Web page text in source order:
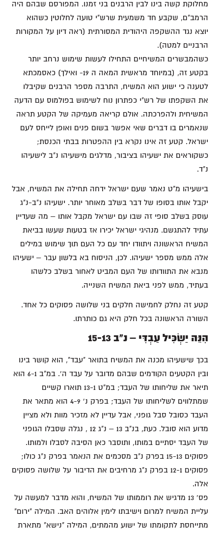
מחלוקת קשה בינו לבין הרבנים בני זמנו. המפורסם שבהם היה
הרמב"ם, שקבע חד משמעית שרש"י טועה לחלוטין כשהוא
יוצא נגד ההשקפה היהודית המסורתית (ראה דיון על המקורות
הרבניים למטה).
כשהמבשרים המשיחיים התחילו לעשות שימוש נרחב יותר
בקטע זה, (במיוחד מראשית המאה ה 19- ואילך) כאסמכתא
לטענה כי ישוע הוא המשיח, התרבה מספר הרבנים שקיבלו
את השקפתו של רש"י כפתרון נוח לשימוש בפולמוס עם הדעה
המשיחית ולהפרכתה. אולם קריאה מעמיקה של הקטע תראה
שנאמרים בו דברים שאי אפשר בשום פנים ואופן לייחס לעם
ישראל. קטע זה אינו נקרא בין ההפטרות בבתי הכנסת;
כשקוראים את ישעיהו בציבור, מדלגים מישעיהו נ"ב לישעיהו
נ"ד.
בישעיהו מ"ט נאמר שעם ישראל ידחה תחילה את המשיח, אבל
יקבל אותו בסופו של דבר בשלב מאוחר יותר. ישעיהו נ"ב-נ"ג
עוסק בשלב סופי זה שבו עם ישראל מקבל אותו – מה שעדיין
עתיד להתגשם. מנהיגי ישראל יכירו אז בטעות שעשו בביאת
המשיח הראשונה ויתוודו יחד עם כל העם תוך שימוש במילים
אלה ממש מספר ישעיהו. לכן, הניסוח בא בלשון עבר – ישעיהו
מנבא את התוודותו של העם המביט לאחור בשלב כלשהו
בעתיד, ממש לפני ביאת המשיח השנייה.
קטע זה נחלק לחמישה חלקים בני שלושה פסוקים כל אחד.
השורה הראשונה בכל חלק היא גם כותרתו.
הִנֵּה יַשְׂכִּיל עַבְדִּי – נ"ב 15-13
בכך שישעיהו מכנה את המשיח בתואר "עבד", הוא קושר בינו
ובין הקטעים הקודמים שבהם מדובר על עבד ה'. במ"ב 6-1 הוא
תיאר את שליחותו של העבד; במ"ט 13-1 תוארו קשיים
שמתלווים לשליחותו של העבד; בפרק נ' 4-9 הוא מתאר את
העבד כסובל סבל גופני, אבל עדיין לא מזכיר מוות ולא מציין
מדוע הוא סובל. כעת, בנ"ב 13 – נ"ג 12 , נגלה שסבלו הגופני
של העבד יסתיים במותו, ותוסבר כאן הסיבה לסבלו ולמותו.
פסוקים 15-13 בפרק נ"ב מסכמים את הנאמר בפרק נ"ג כולו;
פסוקים 12-1 בפרק נ"ג מרחיבים את הדיבור על שלושה פסוקים
אלה.
פס' 13 מדגיש את רוממותו של המשיח, והוא מדבר למעשה על
עליית המשיח למרום וישיבתו לימין אלוהים האב. המילה "ירום"
מתייחסת לתקומתו של ישוע מהמתים, המילה "נישא" מתארת